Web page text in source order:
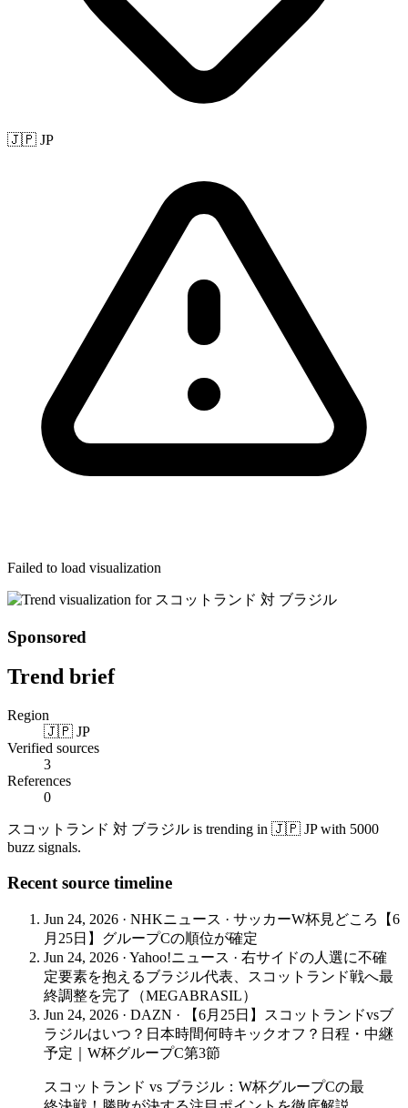
🇯🇵 JP
Failed to load visualization
Sponsored
Trend brief
Region
🇯🇵 JP
Verified sources
3
References
0
スコットランド 対 ブラジル is trending in 🇯🇵 JP with 5000
buzz signals.
Recent source timeline
Jun 24, 2026 · NHKニュース · サッカーW杯見どころ【6
月25日】グループCの順位が確定
Jun 24, 2026 · Yahoo!ニュース · 右サイドの人選に不確
定要素を抱えるブラジル代表、スコットランド戦へ最
終調整を完了（MEGABRASIL）
Jun 24, 2026 · DAZN ·
【6月25日】スコットランドvsブ
ラジルはいつ？日本時間何時キックオフ？日程・中継
予定｜W杯グループC第3節
スコットランド vs ブラジル：W杯グループCの最